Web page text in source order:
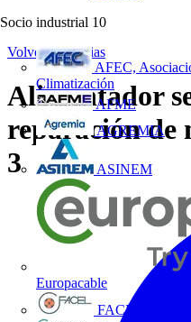
Socio industrial 10
AFEC,
Climatización
AFME
AGREMIA
ASINEM
Europacable
FACEL
Volver a Noticias
Alimentador
reparación de
3